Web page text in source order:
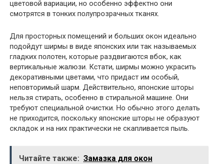
цветовой вариации, но особенно эффектно они
смотрятся в тонких полупрозрачных тканях.
Для просторных помещений и больших окон идеально
подойдут ширмы в виде японских или так называемых
гладких полотен, которые раздвигаются вбок, как
вертикальные жалюзи. Кстати, ширмы можно украсить
декоративными цветами, что придаст им особый,
неповторимый шарм. Действительно, японские шторы
нельзя стирать, особенно в стиральной машине. Они
требуют специальной очистки. Но обычно этого делать
не приходится, поскольку японские шторы не образуют
складок и на них практически не скапливается пыль.
Читайте также: Замазка для окон